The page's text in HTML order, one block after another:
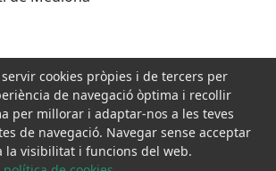
de:
cookies pròpies i de tercers per
de navegació òptima i recollir
per millorar i adaptar-nos a les teves
de navegació. Navegar sense acceptar
la visibilitat i funcions del web.